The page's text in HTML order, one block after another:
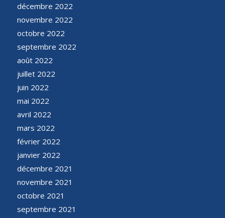
décembre 2022
novembre 2022
octobre 2022
septembre 2022
août 2022
juillet 2022
juin 2022
mai 2022
avril 2022
mars 2022
février 2022
janvier 2022
décembre 2021
novembre 2021
octobre 2021
septembre 2021